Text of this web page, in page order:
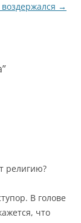
→
”
религию?
В голове
что